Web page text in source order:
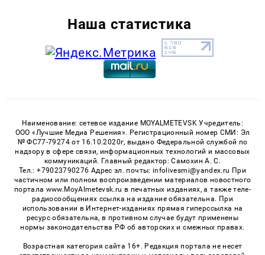
Наша статистика
Наименование: сетевое издание MOYALMETEVSK Учредитель:
ООО «Лучшие Медиа Решения». Регистрационный номер СМИ: Эл
№ ФС77-79274 от 16.10.2020г, выдано Федеральной службой по
надзору в сфере связи, информационных технологий и массовых
коммуникаций. Главный редактор: Самохин А. С.
Тел.: +79023790276 Адрес эл. почты: infolivesmi@yandex.ru При
частичном или полном воспроизведении материалов новостного
портала www.MoyAlmetevsk.ru в печатных изданиях, а также теле-
радиосообщениях ссылка на издание обязательна. При
использовании в Интернет-изданиях прямая гиперссылка на
ресурс обязательна, в противном случае будут применены
нормы законодательства РФ об авторских и смежных правах.
Возрастная категория сайта 16+. Редакция портала не несет